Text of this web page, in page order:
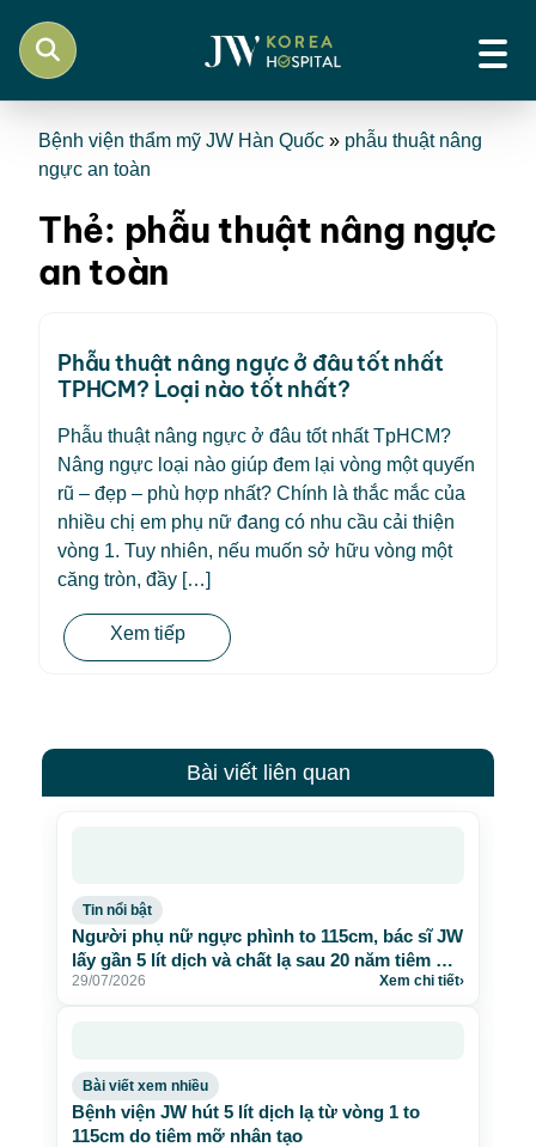
Bệnh viện thẩm mỹ JW Hàn Quốc » phẫu thuật nâng
ngực an toàn
Thẻ: phẫu thuật nâng ngực
an toàn
Phẫu thuật nâng ngực ở đâu tốt nhất
TPHCM? Loại nào tốt nhất?
Phẫu thuật nâng ngực ở đâu tốt nhất TpHCM?
Nâng ngực loại nào giúp đem lại vòng một quyến
rũ – đẹp – phù hợp nhất? Chính là thắc mắc của
nhiều chị em phụ nữ đang có nhu cầu cải thiện
vòng 1. Tuy nhiên, nếu muốn sở hữu vòng một
căng tròn, đầy […]
Xem tiếp
Bài viết liên quan
Tin nổi bật
Người phụ nữ ngực phình to 115cm, bác sĩ JW
lấy gần 5 lít dịch và chất lạ sau 20 năm tiêm mỡ
nhân tạo
29/07/2026 Xem chi tiết›
Bài viết xem nhiều
Bệnh viện JW hút 5 lít dịch lạ từ vòng 1 to
115cm do tiêm mỡ nhân tạo